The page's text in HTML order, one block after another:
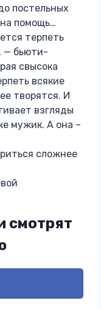
постельных
помощь…
терпеть
— бьюти-
свысока
всякие
творятся. И
взгляды
мужик. А она –
сложнее
смотрят